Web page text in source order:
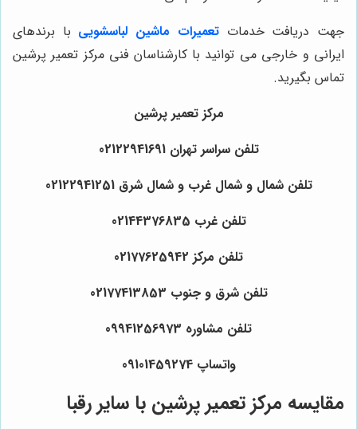
جهت دریافت خدماتتعمیرات ماشین لباسشویی با برندهای
ایرانی و خارجی می توانید با کارشناسان فنی مرکز تعمیر پرشین
تماس بگیرید.
مرکز تعمیر پرشین
تلفن سراسر تهران 02122941691
تلفن شمال و شمال غرب و شمال شرق 02122941251
تلفن غرب 02144376835
تلفن مرکز 02177625942
تلفن شرق و جنوب 02177413853
تلفن مشاوره 09941256973
واتساپ 09101459274
مقایسه مرکز تعمیر پرشین با سایر رقبا